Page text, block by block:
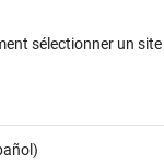
sélectionner un